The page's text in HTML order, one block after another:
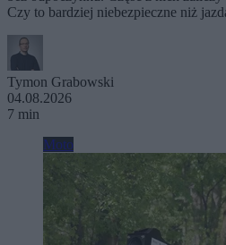
Czy to bardziej niebezpieczne niż
Tymon Grabowski
04.08.2026
7 min
Moto